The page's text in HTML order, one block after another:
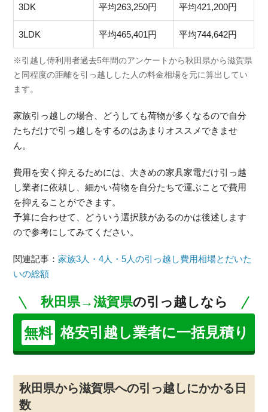
3DK 平均263,250円 平均421,200円
3LDK 平均465,401円 平均744,642円
※引越し侍利用者過去5年間のアンケートから秋田県から滋賀県
と同程度の距離を引っ越しした人の料金相場を元に算出してい
ます。
家族引っ越しの場合、どうしても荷物が多くなるので自分
たちだけで引っ越しをするのはあまりオススメできませ
ん。
費用を安く抑えるためには、大きめの家具家電だけ引っ越
し業者に依頼し、細かい荷物を自分たちで運ぶことで費用
を抑えることができます。
予算に合わせて、どういう選択肢があるのかは後述します
ので参考にしてみてください。
関連記事：家族3人・4人・5人の引っ越し費用相場とだいた
いの総額
秋田県→滋賀県の引っ越しなら
無料 格安引越し業者に一括見積り
秋田県から滋賀県への引っ越しにかかる日
数